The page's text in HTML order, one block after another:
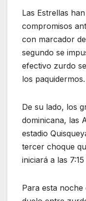
Las Estrellas
compromisos
con marcador
segundo se
efectivo zurdo
los paquidermos.
De su lado, los
dominicana, las
estadio
tercer choque
iniciará a las
Para esta